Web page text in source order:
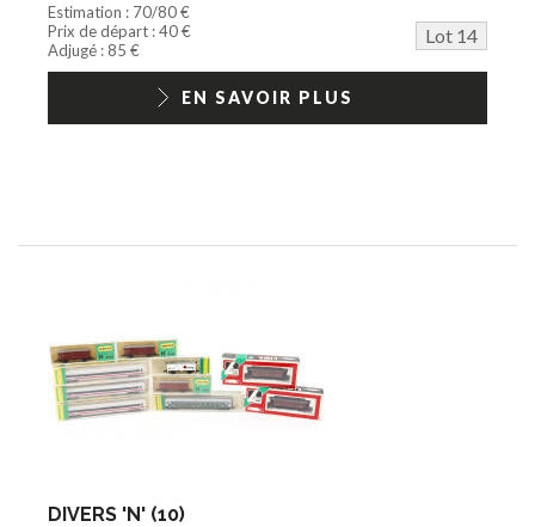
Estimation : 70/80 €
Prix de départ : 40 €
Lot 14
Adjugé : 85 €
EN SAVOIR PLUS
DIVERS 'N' (10)